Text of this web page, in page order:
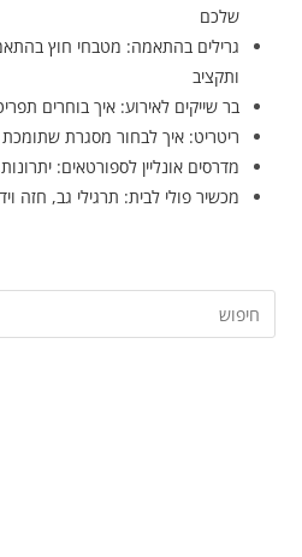
שלכם
גרילים בהתאמה: מטבחי חוץ
ותקציב
בר שייקים לאירוע: איך בוחרים
ריטריט: איך לבחור מסגרת
מדרסים אונליין לספורטאים:
מכשיר פולי לבית: תרגילי גב, חזה